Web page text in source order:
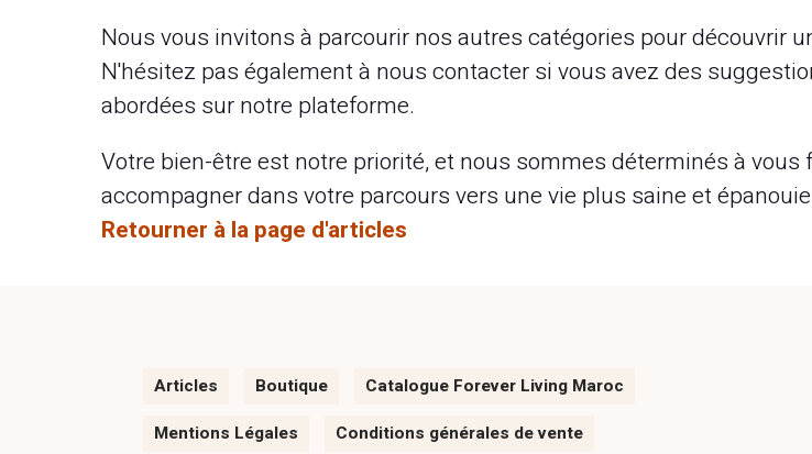
Nous vous invitons à parcourir nos autres catégories pour découvrir
N'hésitez pas également à nous contacter si vous avez des
abordées sur notre plateforme.
Votre bien-être est notre priorité, et nous sommes déterminés à
accompagner dans votre parcours vers une vie plus saine et
Retourner à la page d'articles
Articles Boutique
Catalogue Forever Living Maroc
Mentions Légales
Conditions générales de vente